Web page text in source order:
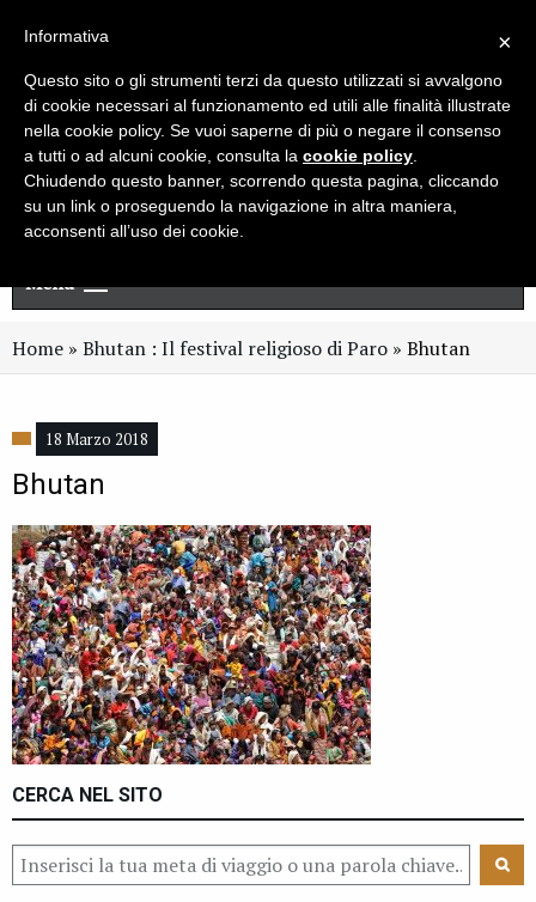
Newsletter
Menu
Home » Bhutan : Il festival religioso di Paro » Bhutan
18 Marzo 2018
Bhutan
CERCA NEL SITO
×
Informativa
Questo sito o gli strumenti terzi da questo utilizzati si avvalgono
di cookie necessari al funzionamento ed utili alle finalità illustrate
nella cookie policy. Se vuoi saperne di più o negare il consenso
a tutti o ad alcuni cookie, consulta la cookie policy
Chiudendo questo banner, scorrendo questa pagina, cliccando
su un link o proseguendo la navigazione in altra maniera,
acconsenti all’uso dei cookie.